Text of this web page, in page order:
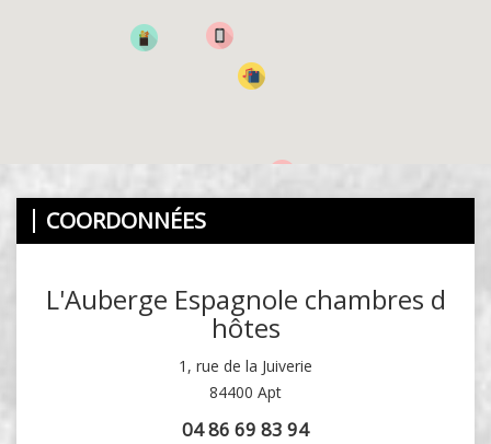
COORDONNÉES
L'Auberge Espagnole chambres d
hôtes
1, rue de la Juiverie
84400 Apt
04 86 69 83 94